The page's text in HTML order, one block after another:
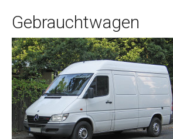
Email
PLZ und Ort
Foto Nr. 1
Gebrauchtwagen